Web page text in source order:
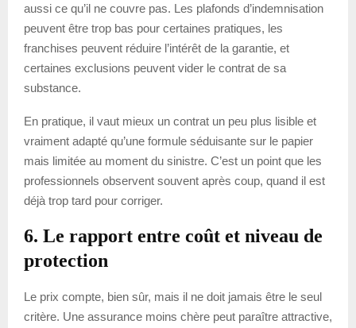
aussi ce qu’il ne couvre pas. Les plafonds d’indemnisation
peuvent être trop bas pour certaines pratiques, les
franchises peuvent réduire l’intérêt de la garantie, et
certaines exclusions peuvent vider le contrat de sa
substance.
En pratique, il vaut mieux un contrat un peu plus lisible et
vraiment adapté qu’une formule séduisante sur le papier
mais limitée au moment du sinistre. C’est un point que les
professionnels observent souvent après coup, quand il est
déjà trop tard pour corriger.
6. Le rapport entre coût et niveau de
protection
Le prix compte, bien sûr, mais il ne doit jamais être le seul
critère. Une assurance moins chère peut paraître attractive,